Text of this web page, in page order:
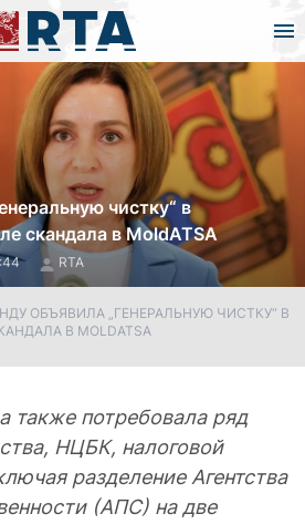
чистку“ в
скандала в MoldATSA
RTA
ОБЪЯВИЛА „ГЕНЕРАЛЬНУЮ ЧИСТКУ“ В
В MOLDATSA
также потребовала ряд
НЦБК, налоговой
разделение Агентства
(АПС) на две